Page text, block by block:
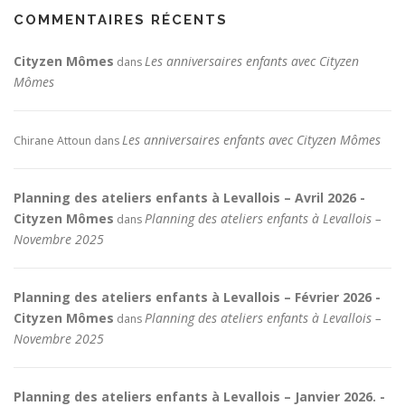
COMMENTAIRES RÉCENTS
Cityzen Mômes dansLes anniversaires enfants avec Cityzen
Mômes
Chirane Attoun dansLes anniversaires enfants avec Cityzen Mômes
Planning des ateliers enfants à Levallois – Avril 2026 -
Cityzen Mômes dansPlanning des ateliers enfants à Levallois –
Novembre 2025
Planning des ateliers enfants à Levallois – Février 2026 -
Cityzen Mômes dansPlanning des ateliers enfants à Levallois –
Novembre 2025
Planning des ateliers enfants à Levallois – Janvier 2026. -